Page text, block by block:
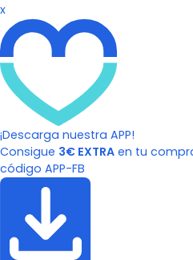
x
¡Descarga nuestra APP!
Consigue 3€ EXTRA en tu
código APP-FB